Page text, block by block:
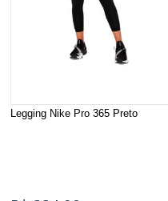
Legging Nike Pro 365 Preto